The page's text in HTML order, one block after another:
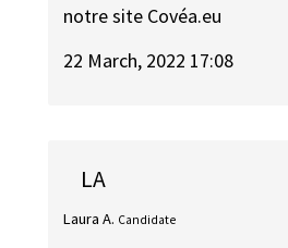
notre site Covéa.eu
22 March, 2022 17:08
LA
Laura A. Candidate